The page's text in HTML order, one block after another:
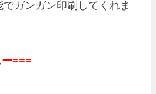
ガンガン印刷してくれま
===